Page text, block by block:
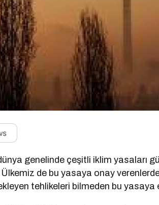
genelinde çeşitli iklim yasaları
Ülkemiz de bu yasaya onay
tehlikeleri bilmeden bu